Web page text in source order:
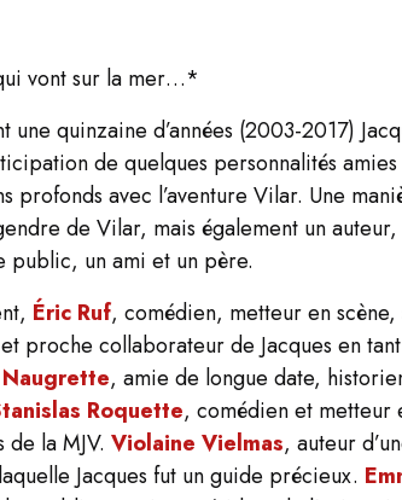
vont sur la mer…*
quinzaine d’années (2003-2017)
de quelques personnalités
profonds avec l’aventure Vilar. Une
de Vilar, mais également un
public, un ami et un père.
Éric Ruf, comédien, metteur en scène,
proche collaborateur de Jacques en
, amie de longue date,
Roquette, comédien et metteur
de la MJV. Violaine Vielmas, auteur
Jacques fut un guide précieux.